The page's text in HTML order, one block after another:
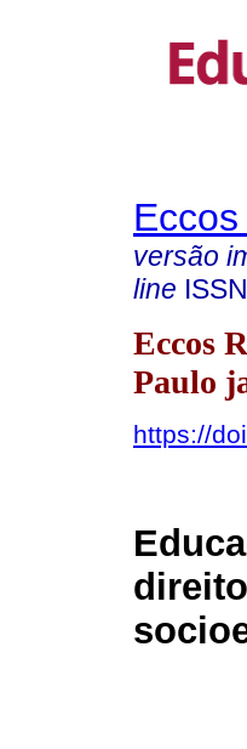
versão
line ISSN
Eccos
Paulo
https://